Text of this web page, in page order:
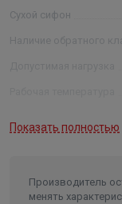
Сухой сифон
Наличие обратного
Высота в упаковке,
Показать полностью
Производитель
менять